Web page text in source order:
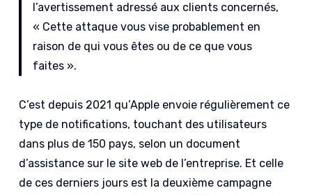
l’avertissement adressé aux clients concernés,
« Cette attaque vous vise probablement en
raison de qui vous êtes ou de ce que vous
faites ».
C’est depuis 2021 qu’Apple envoie régulièrement ce
type de notifications, touchant des utilisateurs
dans plus de 150 pays, selon un document
d’assistance sur le site web de l’entreprise. Et celle
de ces derniers jours est la deuxième campagne